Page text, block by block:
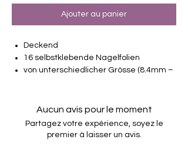
Ajouter au panier
Deckend
16 selbstklebende Nagelfolien
von unterschiedlicher Grösse (8.4mm –
Halten bis zu 14 Tage
Farbe: Rot, Pink, Fuchsia
Aucun avis pour le moment
Partagez votre expérience, soyez le
premier à laisser un avis.